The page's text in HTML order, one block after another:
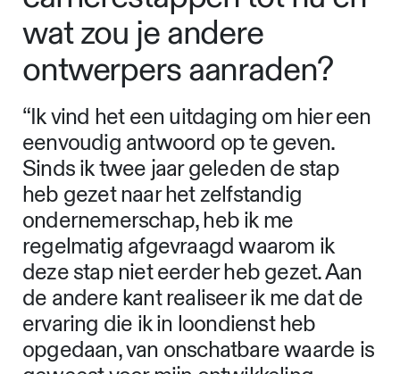
wat zou je andere
ontwerpers aanraden?
“Ik vind het een uitdaging om hier een
eenvoudig antwoord op te geven.
Sinds ik twee jaar geleden de stap
heb gezet naar het zelfstandig
ondernemerschap, heb ik me
regelmatig afgevraagd waarom ik
deze stap niet eerder heb gezet. Aan
de andere kant realiseer ik me dat de
ervaring die ik in loondienst heb
opgedaan, van onschatbare waarde is